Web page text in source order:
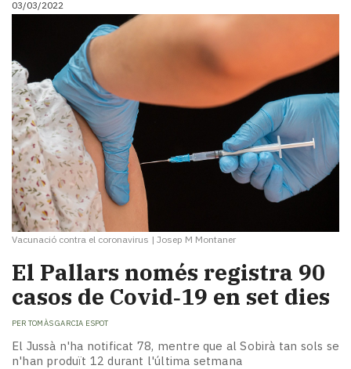
i
Esports
Mai
tant!
TV
i
mitjans
El
temps
Reportatges
Entrevistes
Enquestes
A
escena!
Dis
la
teva!
Subscriptors
03/03/2022
Vacunació contra el coronavirus | Josep M Montaner
El Pallars només registra 90
casos de Covid‑19 en set dies
PER TOMÀS GARCIA ESPOT
El Jussà n'ha notificat 78, mentre que al Sobirà tan sols se
n'han produït 12 durant l'última setmana